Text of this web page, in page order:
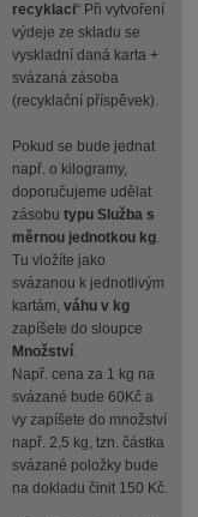
recyklaci“ Při vytvoření
výdeje ze skladu se
vyskladní daná karta +
svázaná zásoba
(recyklační příspěvek).
Pokud se bude jednat
např. o kilogramy,
doporučujeme udělat
zásobu typu Služba s
měrnou jednotkou kg.
Tu vložíte jako
svázanou k jednotlivým
kartám, váhu v kg
zapíšete do sloupce
Množství.
Např. cena za 1 kg na
svázané bude 60Kč a
vy zapíšete do množství
např. 2,5 kg, tzn. částka
svázané položky bude
na dokladu činit 150 Kč.